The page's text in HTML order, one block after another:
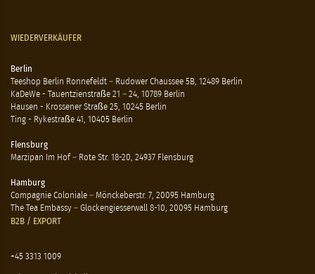
WIEDERVERKÄUFER
Berlin
Teeshop Berlin Ronnefeldt – Rudower Chaussee 5B, 12489 Berlin
KaDeWe - Tauentzienstraße 21 – 24, 10789 Berlin
Hausen - Krossener Straße 25, 10245 Berlin
Ting - Rykestraße 41, 10405 Berlin
Flensburg
Marzipan Im Hof – Rote Str. 18-20, 24937 Flensburg
Hamburg
Compagnie Coloniale – Mönckeberstr. 7, 20095 Hamburg
The Tea Embassy – Glockengiesserwall 8-10, 20095 Hamburg
B2B / EXPORT
+45 3313 1009